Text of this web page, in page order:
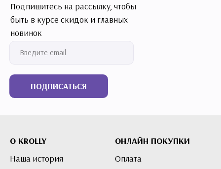
Подпишитесь на рассылку, чтобы
быть в курсе скидок и главных
новинок
ПОДПИСАТЬСЯ
О KROLLY ОНЛАЙН ПОКУПКИ
Наша история
Оплата